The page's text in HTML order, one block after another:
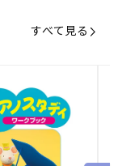
すべて見る